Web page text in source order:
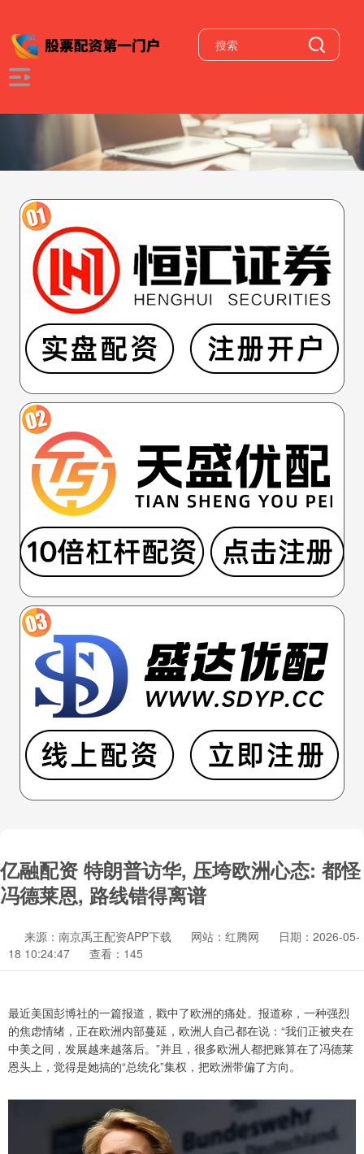
亿融配资 特朗普访华, 压垮欧洲心态: 都怪
冯德莱恩, 路线错得离谱
来源：南京禹王配资APP下载 网站：红腾网
日期：2026-05-
18 10:24:47
查看：145
最近美国彭博社的一篇报道，戳中了欧洲的痛处。报道称，一种强烈
的焦虑情绪，正在欧洲内部蔓延，欧洲人自己都在说：“我们正被夹在
中美之间，发展越来越落后。”并且，很多欧洲人都把账算在了冯德莱
恩头上，觉得是她搞的“总统化”集权，把欧洲带偏了方向。